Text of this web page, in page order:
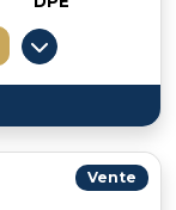
Vente